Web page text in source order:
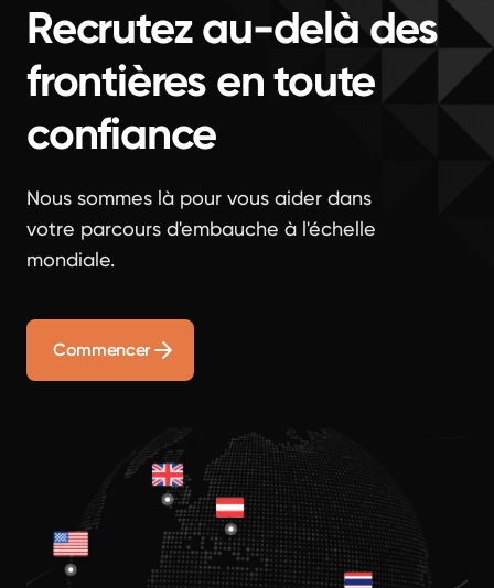
Recrutez au-delà des
frontières en toute
confiance
Nous sommes là pour vous aider dans
votre parcours d'embauche à l'échelle
mondiale.
Commencer